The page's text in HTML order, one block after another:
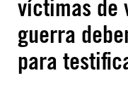
víctimas de
guerra
para